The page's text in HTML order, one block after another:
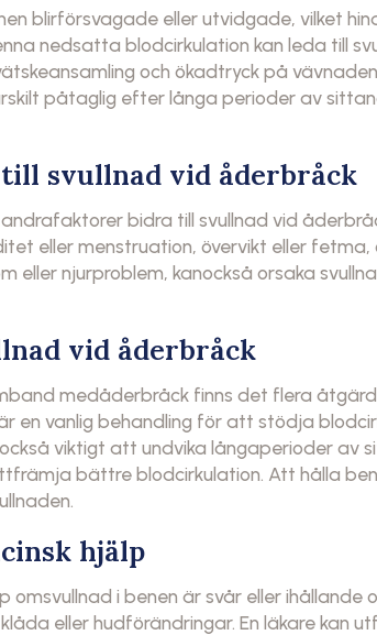
blirförsvagade eller utvidgade, vilket
nedsatta blodcirkulation kan leda till
och ökadtryck på
påtaglig efter långa perioder av
svullnad vid åderbråck
bidra till svullnad vid
eller menstruation, övervikt eller fetma,
eller njurproblem, kanockså orsaka
vid åderbråck
medåderbråck finns det flera
en vanlig behandling för att stödja
viktigt att undvika långaperioder av
bättre blodcirkulation. Att hålla
hjälp
omsvullnad i benen är svår eller ihållande
eller hudförändringar. En läkare kan